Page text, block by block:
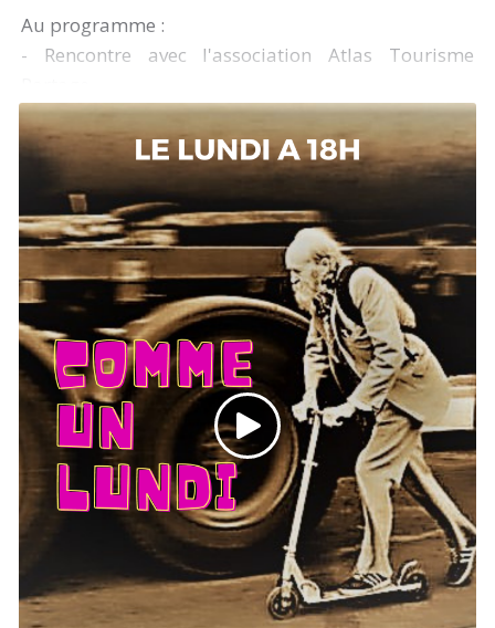
Au programme :
- Rencontre avec l'association Atlas Tourisme
- Influenza aviaire : retour sur la conférence de
presse du Modef et de la confédération paysanne à
Montfort en Chalosse
- la météo de la semaine
- Un pavé dans la gueule explique le mouvement
des Black Blocks
- La revue des bonnes nouvelles de la semaine
- Une découverte musicale : Mangue Louve en
résidence cette semaine à Jeanot
- Un ouvrage à découvrir : Adolescences Lesbiennes
- de l'invisibilité à la reconnaissance par Christelle
Lebreton
Morceaux joués :I Want To Know, Adriano
Celentano // Donne moi, Demi Portion et Brav //
Tous les cris les S.O.S (Daniel Balavoine), Mangue
Louve